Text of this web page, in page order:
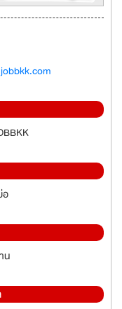
อ
น